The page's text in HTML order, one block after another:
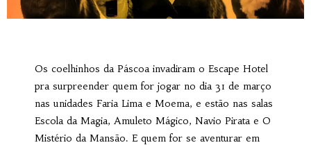
Os coelhinhos da Páscoa invadiram o Escape Hotel
pra surpreender quem for jogar no dia 31 de março
nas unidades Faria Lima e Moema, e estão nas salas
Escola da Magia, Amuleto Mágico, Navio Pirata e O
Mistério da Mansão. E quem for se aventurar em